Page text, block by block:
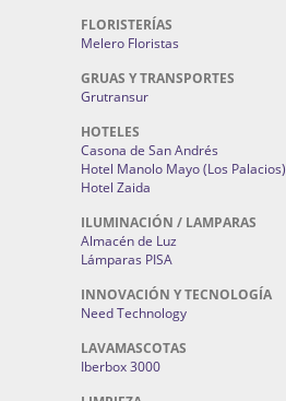
FLORISTERÍAS
Melero Floristas
GRUAS Y TRANSPORTES
Grutransur
HOTELES
Casona de San Andrés
Hotel Manolo Mayo (Los Palacios)
Hotel Zaida
ILUMINACIÓN / LAMPARAS
Almacén de Luz
Lámparas PISA
INNOVACIÓN Y TECNOLOGÍA
Need Technology
LAVAMASCOTAS
Iberbox 3000